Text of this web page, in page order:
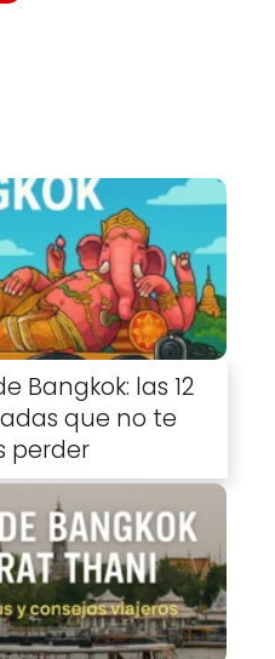
Bangkok: las 12
que no te
perder